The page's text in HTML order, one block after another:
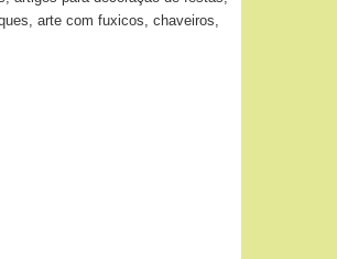
arte com fuxicos, chaveiros,